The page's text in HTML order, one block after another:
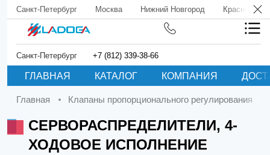
Санкт-Петербург Москва Нижний Новгород Краснодар
Санкт-Петербург +7 (812) 339-38-66
ГЛАВНАЯ КАТАЛОГ КОМПАНИЯ
Главная Клапаны пропорционального регулирования
СЕРВОРАСПРЕДЕЛИТЕЛИ, 4-
ХОДОВОЕ ИСПОЛНЕНИЕ